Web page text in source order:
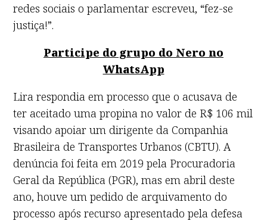
redes sociais o parlamentar escreveu, “fez-se
justiça!”.
Participe do grupo do Nero no
WhatsApp
Lira respondia em processo que o acusava de
ter aceitado uma propina no valor de R$ 106 mil
visando apoiar um dirigente da Companhia
Brasileira de Transportes Urbanos (CBTU). A
denúncia foi feita em 2019 pela Procuradoria
Geral da República (PGR), mas em abril deste
ano, houve um pedido de arquivamento do
processo após recurso apresentado pela defesa